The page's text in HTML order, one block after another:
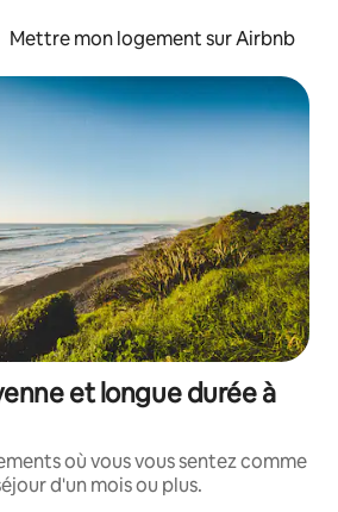
Mettre mon logement sur Airbnb
et longue durée à
où vous vous sentez comme
d'un mois ou plus.